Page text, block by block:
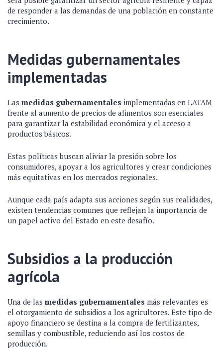
de responder a las demandas de una población en constante
crecimiento.
Medidas gubernamentales
implementadas
Las medidas gubernamentales implementadas en LATAM
frente al aumento de precios de alimentos son esenciales
para garantizar la estabilidad económica y el acceso a
productos básicos.
Estas políticas buscan aliviar la presión sobre los
consumidores, apoyar a los agricultores y crear condiciones
más equitativas en los mercados regionales.
Aunque cada país adapta sus acciones según sus realidades,
existen tendencias comunes que reflejan la importancia de
un papel activo del Estado en este desafío.
Subsidios a la producción
agrícola
Una de las medidas gubernamentales más relevantes es
el otorgamiento de subsidios a los agricultores. Este tipo de
apoyo financiero se destina a la compra de fertilizantes,
semillas y combustible, reduciendo así los costos de
producción.